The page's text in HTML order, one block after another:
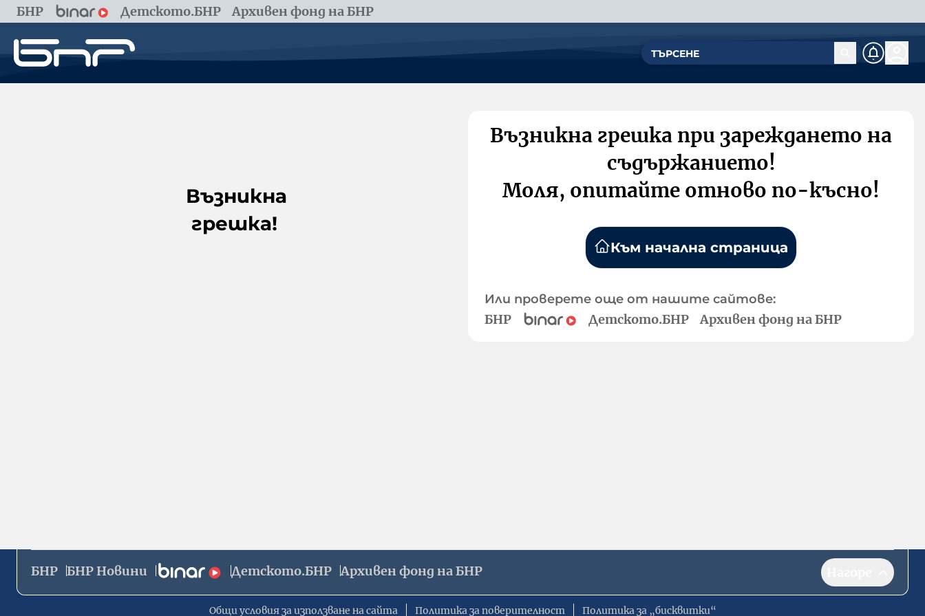
БНР Детското.БНР Архивен фонд на БНР
Възникна
грешка!
Възникна грешка при зареждането на
съдържанието!
Моля, опитайте отново по-късно!
Към начална страница
Или проверете още от нашите сайтове:
БНР Детското.БНР Архивен фонд на БНР
БНР БНР Новини Детското.БНР Архивен фонд на БНР
Общи условия за използване на сайта Политика за поверителност Политика за „бисквитки“